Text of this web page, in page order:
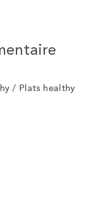
/ Plats healthy